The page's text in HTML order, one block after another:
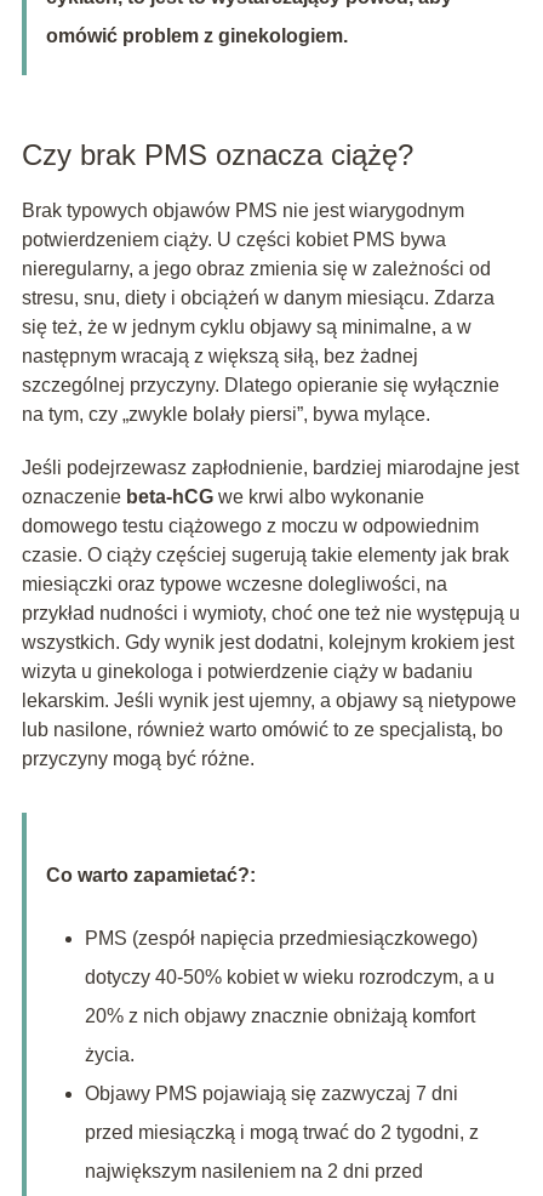
omówić problem z ginekologiem.
Czy brak PMS oznacza ciążę?
Brak typowych objawów PMS nie jest wiarygodnym
potwierdzeniem ciąży. U części kobiet PMS bywa
nieregularny, a jego obraz zmienia się w zależności od
stresu, snu, diety i obciążeń w danym miesiącu. Zdarza
się też, że w jednym cyklu objawy są minimalne, a w
następnym wracają z większą siłą, bez żadnej
szczególnej przyczyny. Dlatego opieranie się wyłącznie
na tym, czy „zwykle bolały piersi”, bywa mylące.
Jeśli podejrzewasz zapłodnienie, bardziej miarodajne jest
oznaczenie beta-hCGwe krwi albo wykonanie
domowego testu ciążowego z moczu w odpowiednim
czasie. O ciąży częściej sugerują takie elementy jak brak
miesiączki oraz typowe wczesne dolegliwości, na
przykład nudności i wymioty, choć one też nie występują u
wszystkich. Gdy wynik jest dodatni, kolejnym krokiem jest
wizyta u ginekologa i potwierdzenie ciąży w badaniu
lekarskim. Jeśli wynik jest ujemny, a objawy są nietypowe
lub nasilone, również warto omówić to ze specjalistą, bo
przyczyny mogą być różne.
Co warto zapamietać?:
PMS (zespół napięcia przedmiesiączkowego)
dotyczy 40-50% kobiet w wieku rozrodczym, a u
20% z nich objawy znacznie obniżają komfort
życia.
Objawy PMS pojawiają się zazwyczaj 7 dni
przed miesiączką i mogą trwać do 2 tygodni, z
największym nasileniem na 2 dni przed